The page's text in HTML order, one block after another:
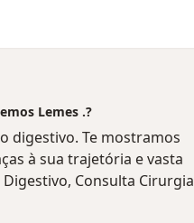
Lemes .?
digestivo. Te mostramos
à sua trajetória e vasta
Consulta Cirurgia